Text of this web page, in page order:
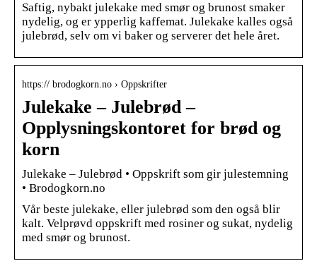
Saftig, nybakt julekake med smør og brunost smaker
nydelig, og er ypperlig kaffemat. Julekake kalles også
julebrød, selv om vi baker og serverer det hele året.
https:// brodogkorn.no › Oppskrifter
Julekake – Julebrød –
Opplysningskontoret for brød og
korn
Julekake – Julebrød • Oppskrift som gir julestemning
• Brodogkorn.no
Vår beste julekake, eller julebrød som den også blir
kalt. Velprøvd oppskrift med rosiner og sukat, nydelig
med smør og brunost.